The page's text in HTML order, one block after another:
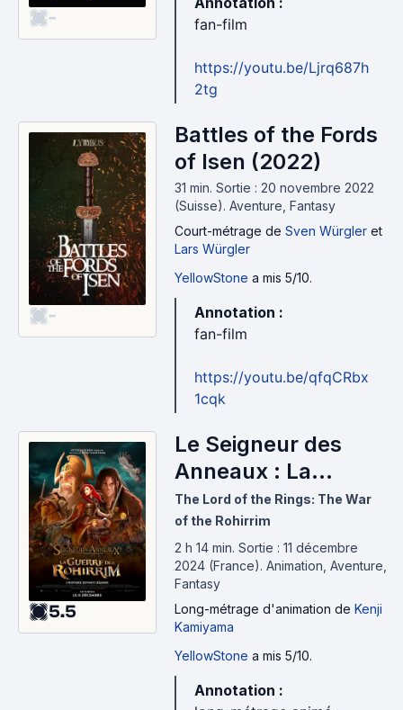
-
fan-film
https://youtu.be/Ljrq687h
2tg
-
Battles of the Fords
of Isen (2022)
31 min. Sortie : 20 novembre 2022
(Suisse). Aventure, Fantasy
Court-métrage de Sven Würgler et
Lars Würgler
YellowStone a mis 5/10.
Annotation :
fan-film
https://youtu.be/qfqCRbx
1cqk
5.5
Le Seigneur des
Anneaux : La
Guerre des Rohirrim
(2024)
The Lord of the Rings: The War
of the Rohirrim
2 h 14 min. Sortie : 11 décembre
2024 (France). Animation, Aventure,
Fantasy
Long-métrage d'animation de Kenji
Kamiyama
YellowStone a mis 5/10.
Annotation :